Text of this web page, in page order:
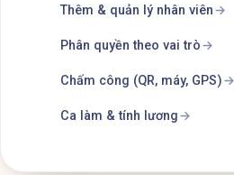
Thêm & quản lý nhân viên
Phân quyền theo vai trò
Chấm công (QR, máy, GPS)
Ca làm & tính lương